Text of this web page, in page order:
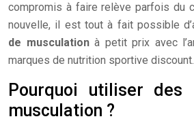
compromis à faire relève parfois du
nouvelle, il est tout à fait possible
de musculationà petit prix avec
marques de nutrition sportive discount.
Pourquoi utiliser des
musculation ?